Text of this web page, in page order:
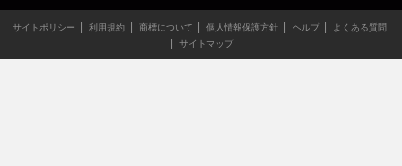
サイトポリシー 利用規約 商標について 個人情報保護方針 ヘルプ
よくある質問
サイトマップ